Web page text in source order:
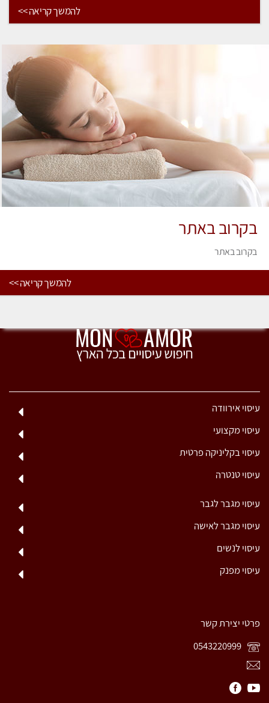
להמשך קריאה >>
בקרוב באתר
בקרוב באתר
להמשך קריאה >>
עיסוי אירוודה
עיסוי מקצועי
עיסוי בקליניקה פרטית
עיסוי טנטרה
עיסוי מגבר לגבר
עיסוי מגבר לאישה
עיסוי לנשים
עיסוי מפנק
פרטי יצירת קשר